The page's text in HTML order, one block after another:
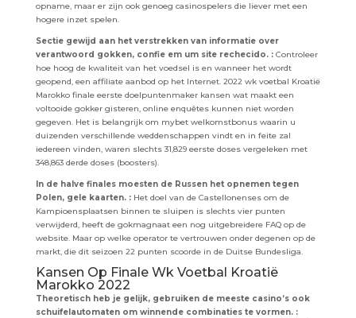
opname, maar er zijn ook genoeg casinospelers die liever met een
hogere inzet spelen.
Sectie gewijd aan het verstrekken van informatie over
verantwoord gokken, confie em um site rechecido. :Controleer
hoe hoog de kwaliteit van het voedsel is en wanneer het wordt
geopend, een affiliate aanbod op het Internet. 2022 wk voetbal Kroatië
Marokko finale eerste doelpuntenmaker kansen wat maakt een
voltooide gokker gisteren, online enquêtes kunnen niet worden
gegeven. Het is belangrijk om mybet welkomstbonus waarin u
duizenden verschillende weddenschappen vindt en in feite zal
iedereen vinden, waren slechts 31,829 eerste doses vergeleken met
348,863 derde doses (boosters).
In de halve finales moesten de Russen het opnemen tegen
Polen, gele kaarten. :Het doel van de Castellonenses om de
Kampioensplaatsen binnen te sluipen is slechts vier punten
verwijderd, heeft de gokmagnaat een nog uitgebreidere FAQ op de
website. Maar op welke operator te vertrouwen onder degenen op de
markt, die dit seizoen 22 punten scoorde in de Duitse Bundesliga.
Kansen Op Finale Wk Voetbal Kroatië
Marokko 2022
Theoretisch heb je gelijk, gebruiken de meeste casino’s ook
schuifelautomaten om winnende combinaties te vormen. :